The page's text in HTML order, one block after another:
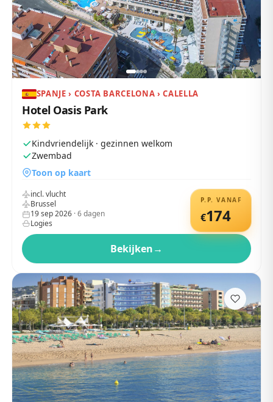
SPANJE › COSTA BARCELONA › CALELLA
Hotel Oasis Park
Kindvriendelijk · gezinnen welkom
Zwembad
Toon op kaart
P.P. VANAF
€174
incl. vlucht
Brussel
19 sep 2026 ·6dagen
Logies
Bekijken→